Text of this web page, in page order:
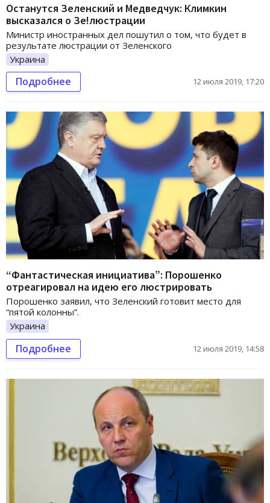
Останутся Зеленский и Медведчук: Климкин
высказался о Зе!люстрации
Министр иностранных дел пошутил о том, что будет в
результате люстрации от Зеленского
Украина
Подробнее 12 июля 2019, 17:20
“Фантастическая инициатива”: Порошенко
отреагировал на идею его люстрировать
Порошенко заявил, что Зеленский готовит место для
“пятой колонны”.
Украина
Подробнее 12 июля 2019, 14:58